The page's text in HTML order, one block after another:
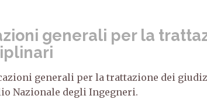
generali per la
generali per la trattazione dei
Nazionale degli Ingegneri.